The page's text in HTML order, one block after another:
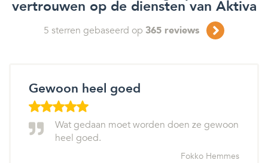
vertrouwen op de diensten van Aktiva
5 sterren gebaseerd op 365 reviews
Gewoon heel goed
Wat gedaan moet worden doen ze gewoon
heel goed.
Fokko Hemmes